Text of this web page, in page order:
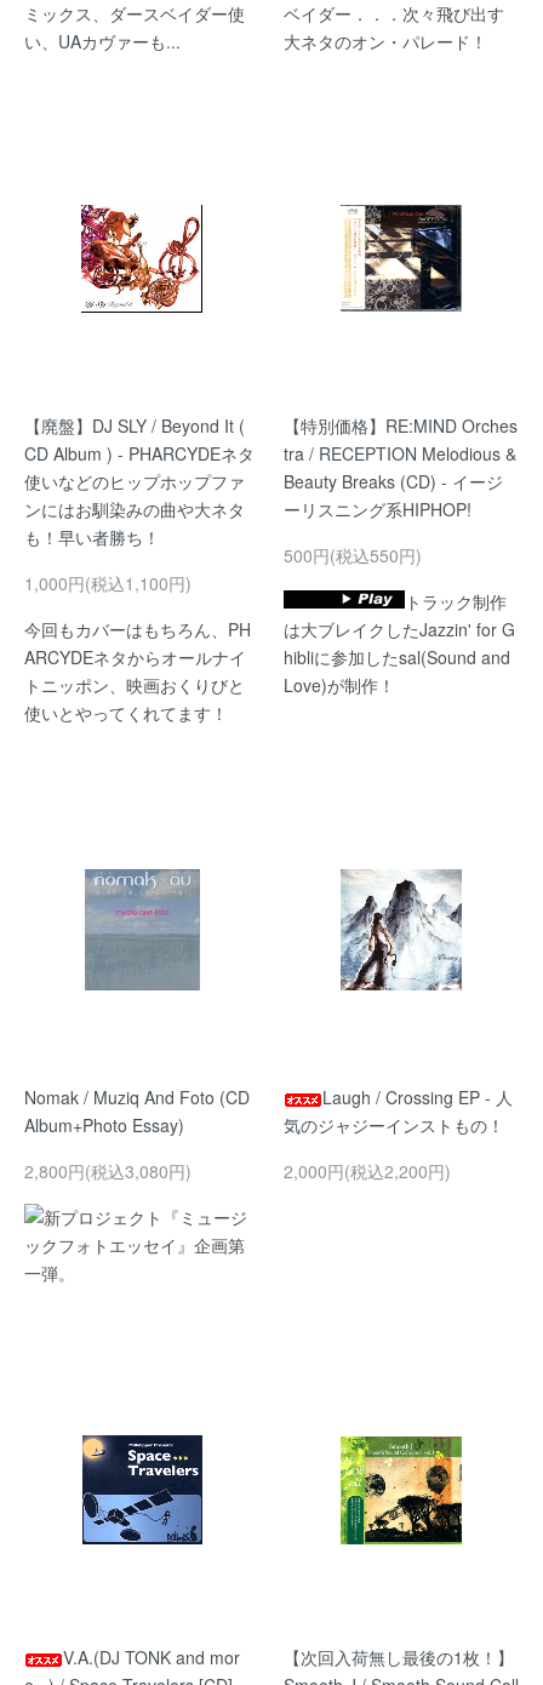
ミックス、ダースベイダー使
い、UAカヴァーも...
ベイダー．．．次々飛び出す
大ネタのオン・パレード！
【廃盤】DJ SLY / Beyond It (
CD Album ) - PHARCYDEネタ
使いなどのヒップホップファ
ンにはお馴染みの曲や大ネタ
も！早い者勝ち！
1,000円(税込1,100円)
今回もカバーはもちろん、PH
ARCYDEネタからオールナイ
トニッポン、映画おくりびと
使いとやってくれてます！
【特別価格】RE:MIND Orches
tra / RECEPTION Melodious &
Beauty Breaks (CD) - イージ
ーリスニング系HIPHOP!
500円(税込550円)
トラック制作
は大ブレイクしたJazzin' for G
hibliに参加したsal(Sound and
Love)が制作！
Nomak / Muziq And Foto (CD
Album+Photo Essay)
2,800円(税込3,080円)
新プロジェクト『ミュージ
ックフォトエッセイ』企画第
一弾。
Laugh / Crossing EP - 人
気のジャジーインストもの！
2,000円(税込2,200円)
V.A.(DJ TONK and mor
【次回入荷無し最後の1枚！】